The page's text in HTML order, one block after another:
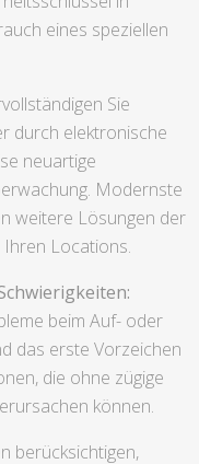
eines speziellen
Sie
durch elektronische
neuartige
Modernste
weitere Lösungen der
Locations.
beim Auf- oder
das erste Vorzeichen
die ohne zügige
können.
berücksichtigen,